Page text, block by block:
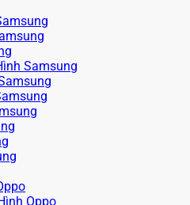
Samsung
Oppo